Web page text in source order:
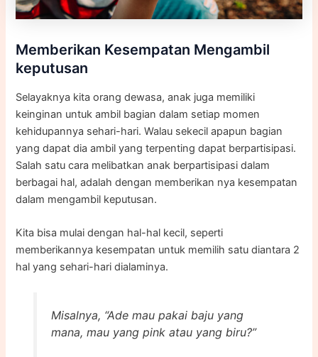
Memberikan Kesempatan Mengambil
keputusan
Selayaknya kita orang dewasa, anak juga memiliki
keinginan untuk ambil bagian dalam setiap momen
kehidupannya sehari-hari. Walau sekecil apapun bagian
yang dapat dia ambil yang terpenting dapat berpartisipasi.
Salah satu cara melibatkan anak berpartisipasi dalam
berbagai hal, adalah dengan memberikan nya kesempatan
dalam mengambil keputusan.
Kita bisa mulai dengan hal-hal kecil, seperti
memberikannya kesempatan untuk memilih satu diantara 2
hal yang sehari-hari dialaminya.
Misalnya, “Ade mau pakai baju yang
mana, mau yang pink atau yang biru?”